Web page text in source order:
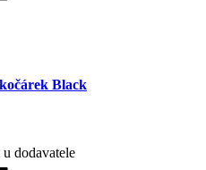
Black
u dodavatele